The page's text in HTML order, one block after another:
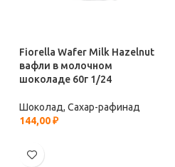
Fiorella Wafer Milk Hazelnut
вафли в молочном
шоколаде 60г 1/24
Шоколад, Сахар-рафинад
144,00₽